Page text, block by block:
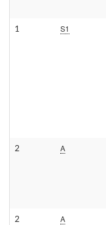
1 S1
2 A
2 A